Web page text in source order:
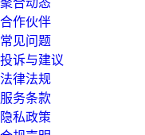
合作伙伴
常见问题
投诉与建议
法律法规
服务条款
隐私政策